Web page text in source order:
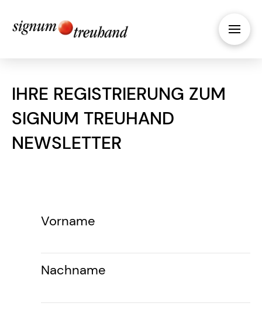
IHRE REGISTRIERUNG ZUM
SIGNUM TREUHAND
NEWSLETTER
Vorname
Nachname